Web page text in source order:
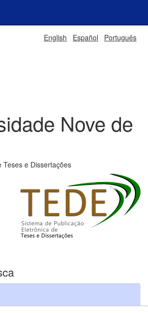
English Español Português
Nove de
Teses e Dissertações